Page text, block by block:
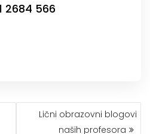
2684 566
Lični obrazovni blogovi
naših profesora